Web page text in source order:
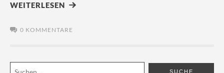
WEITERLESEN
0 KOMMENTARE